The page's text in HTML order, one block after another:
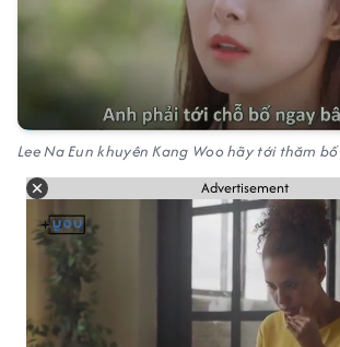
Lee Na Eun khuyên Kang Woo hãy tới thăm bố
Advertisement